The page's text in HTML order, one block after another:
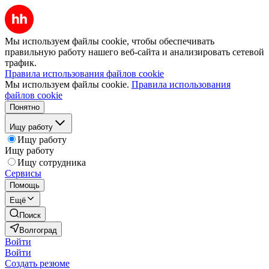
Мы используем файлы cookie, чтобы обеспечивать
правильную работу нашего веб-сайта и анализировать сетевой
трафик.
Правила использования файлов cookie
Мы используем файлы cookie. Правила использования
файлов cookie
Понятно
Ищу работу
Ищу работу
Ищу работу
Ищу сотрудника
Сервисы
Помощь
Ещё
Поиск
Волгоград
Войти
Войти
Создать резюме